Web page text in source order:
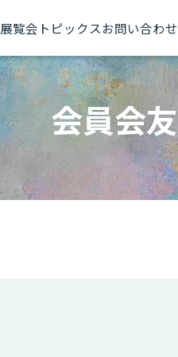
展覧会トピックスお問い合わせ
会員会友